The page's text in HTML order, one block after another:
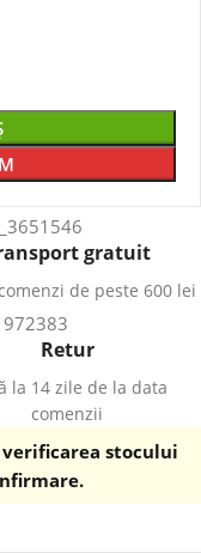
gratuit
de peste 600 lei
Retur
la 14 zile de la data
comenzii
stocului